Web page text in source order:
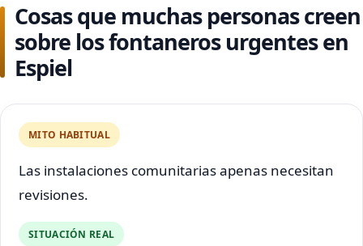
Cosas que muchas personas creen
sobre los fontaneros urgentes en
Espiel
MITO HABITUAL
Las instalaciones comunitarias apenas necesitan
revisiones.
SITUACIÓN REAL